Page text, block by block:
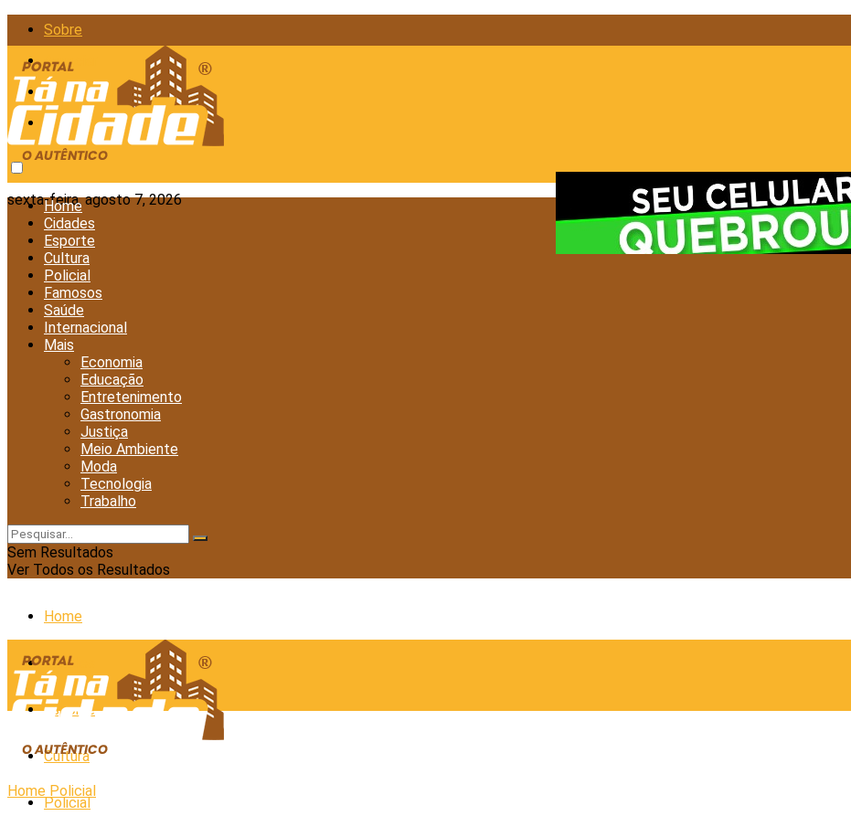
Sobre
Anunciar
Política de Privacidade
Contato
sexta-feira, agosto 7, 2026
Home
Cidades
Esporte
Cultura
Policial
Famosos
Saúde
Internacional
Mais
Economia
Educação
Entretenimento
Gastronomia
Justiça
Meio Ambiente
Moda
Tecnologia
Trabalho
Sem Resultados
Ver Todos os Resultados
Home
Cidades
Esporte
Cultura
Policial
Home Policial